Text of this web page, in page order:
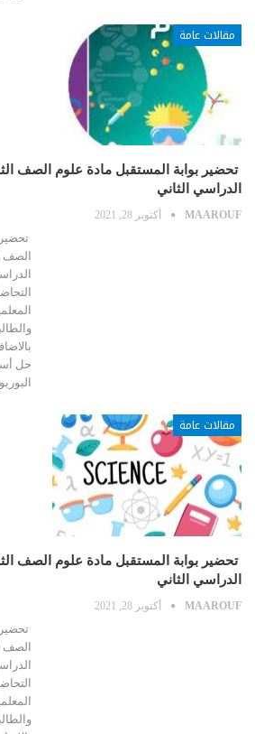
مقالات عامة
تحضير بوابة المستقبل مادة علوم الصف
الدراسي الثاني
MAAROUF أكتوبر 28, 2021
الصف
حل
مقالات عامة
تحضير بوابة المستقبل مادة علوم الصف
الدراسي الثاني
MAAROUF أكتوبر 28, 2021
الصف